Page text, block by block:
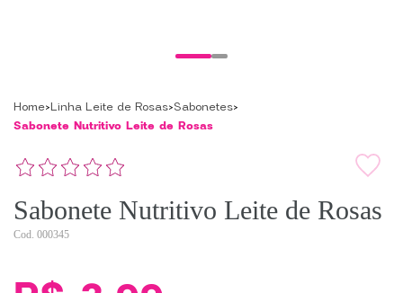
Home Linha Leite de Rosas Sabonetes
Sabonete Nutritivo Leite de Rosas
Sabonete Nutritivo Leite de Rosas
000345